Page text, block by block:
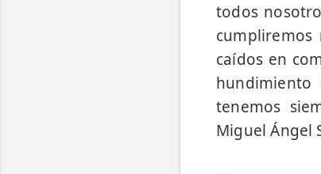
todos
caídos en
tenemos
Miguel Ángel